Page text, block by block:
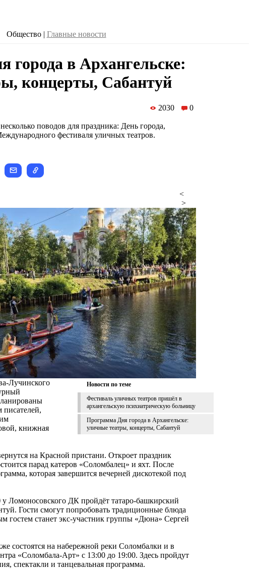
Общество | Главные новости
города в Архангельске:
концерты, Сабантуй
2030 0
поводов для праздника: День города,
фестиваля уличных театров.
<
>
Новости по теме
Фестиваль уличных театров пришёл в
архангельскую психиатрическую больницу
Программа Дня города в Архангельске:
уличные театры, концерты, Сабантуй
Лучинского
писателей,
книжная
на Красной пристани. Откроет праздник
парад катеров «Соломбалец» и яхт. После
которая завершится вечерней дискотекой под
у Ломоносовского ДК пройдёт татаро-башкирский
Гости смогут попробовать традиционные блюда
гостем станет экс-участник группы «Дюна» Сергей
состоятся на набережной реки Соломбалки и в
«Соломбала-Арт» с 13:00 до 19:00. Здесь пройдут
спектакли и танцевальная программа.